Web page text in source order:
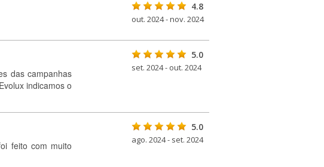
4.8
out. 2024 - nov. 2024
das campanhas
indicamos o
5.0
set. 2024 - out. 2024
feito com muito
5.0
ago. 2024 - set. 2024